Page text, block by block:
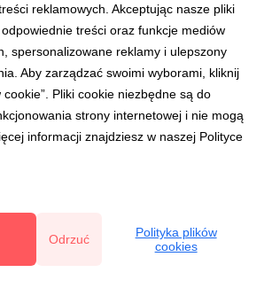
śródziemnomorskiej - wyniki
percepcji "diety
Kantar zapytał Polaków o
reklamowych. Akceptując nasze pliki
treści oraz funkcje mediów
spersonalizowane reklamy i ulepszony
Aby zarządzać swoimi wyborami, kliknij
cookie”. Pliki cookie niezbędne są do
strony internetowej i nie mogą
informacji znajdziesz w naszej Polityce
Odrzuć
Polityka plików
cookies